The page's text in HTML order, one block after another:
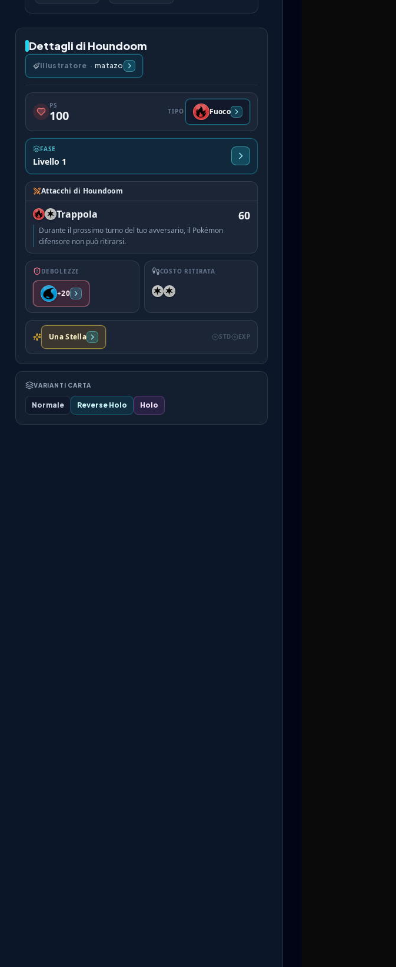
Dettagli di Houndoom
Illustratore · matazo
PS
100 TIPO Fuoco
FASE
Livello 1
Attacchi di Houndoom
Trappola
Durante il prossimo turno del tuo avversario, il Pokémon
difensore non può ritirarsi.
60
DEBOLEZZE
+20
COSTO RITIRATA
Una Stella STD EXP
VARIANTI CARTA
Normale Reverse Holo Holo